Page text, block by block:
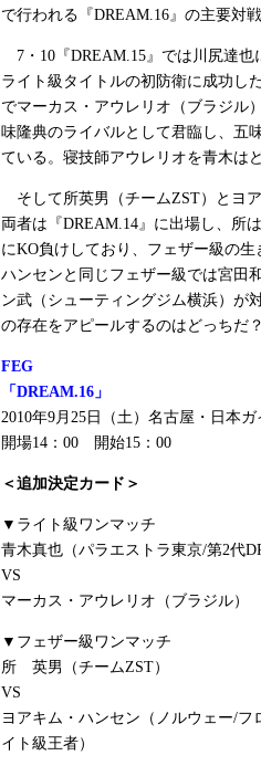
で行われる『DREAM.16』の主要対
7・10『DREAM.15』では川尻達
ライト級タイトルの初防衛に成功し
でマーカス・アウレリオ（ブラジル
味隆典のライバルとして君臨し、五
ている。寝技師アウレリオを青木は
そして所英男（チームZST）とヨ
両者は『DREAM.14』に出場し、所
にKO負けしており、フェザー級の
ハンセンと同じフェザー級では宮田
ン武（シューティングジム横浜）が
の存在をアピールするのはどっちだ
FEG
「DREAM.16」
2010年9月25日（土）名古屋・日本
開場14：00 開始15：00
＜追加決定カード＞
▼ライト級ワンマッチ
青木真也（パラエストラ東京/第2代
VS
マーカス・アウレリオ（ブラジル）
▼フェザー級ワンマッチ
所 英男（チームZST）
VS
ヨアキム・ハンセン（ノルウェー/
イト級王者）